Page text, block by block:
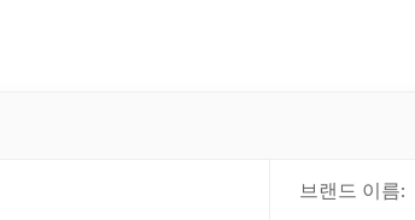
브랜드 이름: